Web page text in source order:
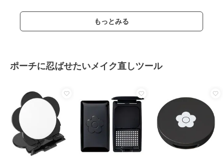
もっとみる
ポーチに忍ばせたいメイク直しツール